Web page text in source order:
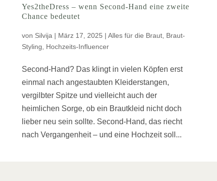
Yes2theDress – wenn Second-Hand eine zweite
Chance bedeutet
von Silvija | März 17, 2025 | Alles für die Braut, Braut-
Styling
Hochzeits-Influencer
Second-Hand? Das klingt in vielen Köpfen erst
einmal nach angestaubten Kleiderstangen,
vergilbter Spitze und vielleicht auch der
heimlichen Sorge, ob ein Brautkleid nicht doch
lieber neu sein sollte. Second-Hand, das riecht
nach Vergangenheit – und eine Hochzeit soll...